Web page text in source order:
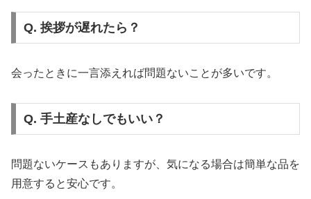
Q. 挨拶が遅れたら？
会ったときに一言添えれば問題ないことが多いです。
Q. 手土産なしでもいい？
問題ないケースもありますが、気になる場合は簡単な品を
用意すると安心です。